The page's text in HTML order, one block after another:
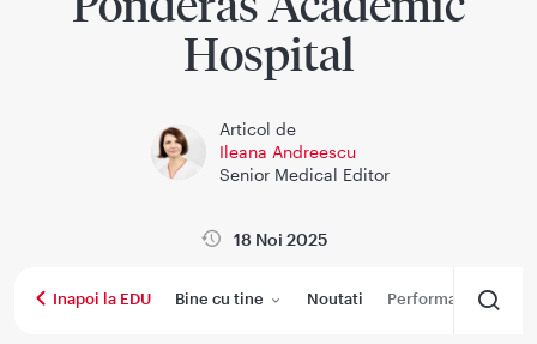
Hospital
Articol de
Ileana Andreescu
Senior Medical Editor
18 Noi 2025
Inapoi la EDU Bine cu tine Noutati Performanta